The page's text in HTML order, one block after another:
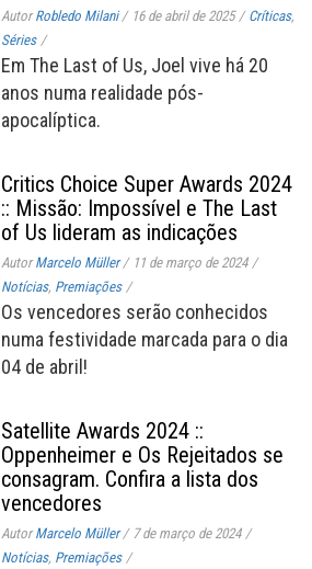
AutorRobledo Milani / 16 de abril de 2025 / Críticas,
Séries /
Em The Last of Us, Joel vive há 20
anos numa realidade pós-
apocalíptica.
Critics Choice Super Awards 2024
:: Missão: Impossível e The Last
of Us lideram as indicações
AutorMarcelo Müller / 11 de março de 2024 /
Notícias, Premiações /
Os vencedores serão conhecidos
numa festividade marcada para o dia
04 de abril!
Satellite Awards 2024 ::
Oppenheimer e Os Rejeitados se
consagram. Confira a lista dos
vencedores
AutorMarcelo Müller / 7 de março de 2024 /
Notícias, Premiações /